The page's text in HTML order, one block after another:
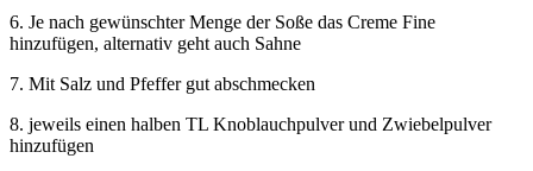
6. Je nach gewünschter Menge der Soße das Creme Fine
hinzufügen, alternativ geht auch Sahne
7. Mit Salz und Pfeffer gut abschmecken
8. jeweils einen halben TL Knoblauchpulver und Zwiebelpulver
hinzufügen